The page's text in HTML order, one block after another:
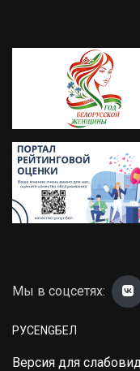
Мы в соцсетях:
РУСENGБЕЛ
Версия для